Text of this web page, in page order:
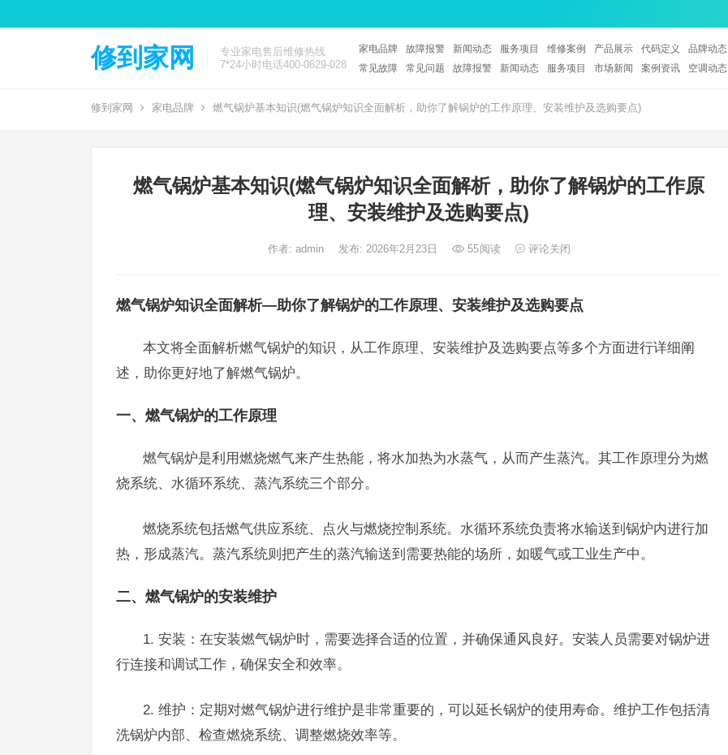
修到家网
专业家电售后维修热线
7*24小时电话400-0629-028
家电品牌 故障报警 新闻动态 服务项目 维修案例 产品展示 代码定义 品牌动态
常见故障
常见问题 故障报警 新闻动态 服务项目 市场新闻 案例资讯 空调动态
修到家网 家电品牌 燃气锅炉基本知识(燃气锅炉知识全面解析，助你了解锅炉的工作原理、安装维护及选购要点)
燃气锅炉基本知识(燃气锅炉知识全面解析，助你了解锅炉的工作原
理、安装维护及选购要点)
作者: admin 发布: 2026年2月23日 55阅读 评论关闭
燃气锅炉知识全面解析—助你了解锅炉的工作原理、安装维护及选购要点
本文将全面解析燃气锅炉的知识，从工作原理、安装维护及选购要点等多个方面进行详细阐
述，助你更好地了解燃气锅炉。
一、燃气锅炉的工作原理
燃气锅炉是利用燃烧燃气来产生热能，将水加热为水蒸气，从而产生蒸汽。其工作原理分为燃
烧系统、水循环系统、蒸汽系统三个部分。
燃烧系统包括燃气供应系统、点火与燃烧控制系统。水循环系统负责将水输送到锅炉内进行加
热，形成蒸汽。蒸汽系统则把产生的蒸汽输送到需要热能的场所，如暖气或工业生产中。
二、燃气锅炉的安装维护
1. 安装：在安装燃气锅炉时，需要选择合适的位置，并确保通风良好。安装人员需要对锅炉进
行连接和调试工作，确保安全和效率。
2. 维护：定期对燃气锅炉进行维护是非常重要的，可以延长锅炉的使用寿命。维护工作包括清
洗锅炉内部、检查燃烧系统、调整燃烧效率等。